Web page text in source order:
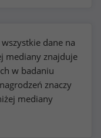
dane na
mediany znajduje
w badaniu
znaczy
mediany